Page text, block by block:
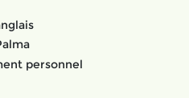
personnel